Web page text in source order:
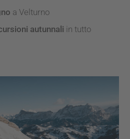
a Velturno
autunnali in tutto